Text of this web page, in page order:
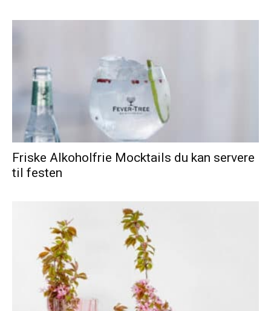
Friske Alkoholfrie Mocktails du kan servere
til festen